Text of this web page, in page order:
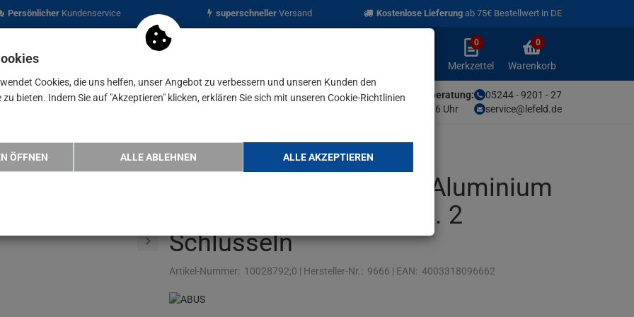
PersönlicherKundenservice superschnellerVersand Kostenlose Lieferung ab 75€ Bestellwert in DE
Merkzettel
aufklappen
0
Merkzettel
Warenkorb
0
Warenkorb
Blog
05244 - 9201 - 27
service@lefeld.de
Unsere Fachberatung:
Mo-Fr von 9-16 Uhr
Vorhangschloss Aluminium 72/40 rot LoveLock …
ABUS Vorhangschloss Aluminium
72/40 rot LoveLock inkl. 2
Schlüsseln
Artikel-Nummer: 10028792;0 | Hersteller-Nr.: 9666 | EAN: 4003318096662
Cookies, die uns helfen, unser Angebot zu verbessern und unseren Kunden den
bieten. Indem Sie auf "Akzeptieren" klicken, erklären Sie sich mit unseren Cookie-Richtlinien
ÖFFNEN ALLE ABLEHNEN ALLE AKZEPTIEREN